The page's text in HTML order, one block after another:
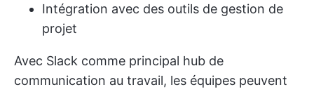
Intégration avec des outils de gestion de
projet
Avec Slack comme principal hub de
communication au travail, les équipes peuvent